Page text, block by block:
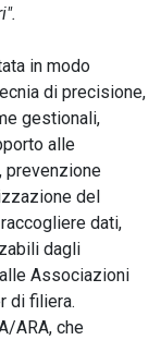
in modo
di precisione,
gestionali,
alle
prevenzione
del
dati,
dagli
Associazioni
di filiera.
ARA, che